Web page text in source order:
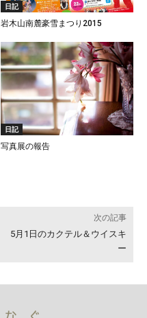
日記
岩木山南麓豪雪まつり2015
日記
写真展の報告
次の記事
5月1日のカクテル＆ウイスキ
ー